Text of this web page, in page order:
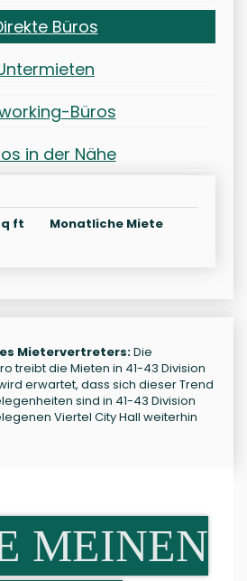
Büros
Büros
in der Nähe
ft Monatliche Miete
Mietervertreters:Die
treibt die Mieten in 41-43 Division
erwartet, dass sich dieser Trend
sind in 41-43 Division
Viertel City Hall weiterhin
MEINEN